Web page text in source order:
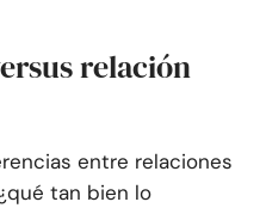
relación
entre relaciones
tan bien lo